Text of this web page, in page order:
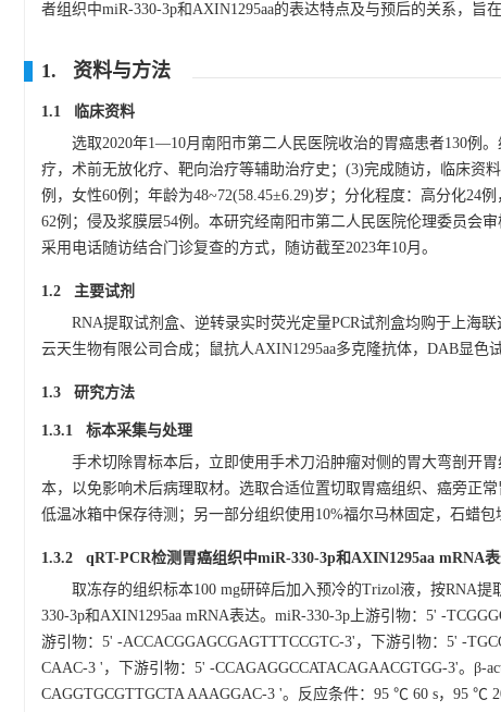
者组织中miR-330-3p和AXIN1295aa的表达特点及与预后的关系，旨
1. 资料与方法
1.1 临床资料
选取2020年1—10月南阳市第二人民医院收治的胃癌患者130例
疗，术前无放化疗、靶向治疗等辅助治疗史；(3)完成随访，临床资
例，女性60例；年龄为48~72(58.45±6.29)岁；分化程度：高分化
62例；侵及浆膜层54例。本研究经南阳市第二人民医院伦理委员会
采用电话随访结合门诊复查的方式，随访截至2023年10月。
1.2 主要试剂
RNA提取试剂盒、逆转录实时荧光定量PCR试剂盒均购于上海
云天生物有限公司合成；鼠抗人AXIN1295aa多克隆抗体，DAB显色
1.3 研究方法
1.3.1 标本采集与处理
手术切除胃标本后，立即使用手术刀沿肿瘤对侧的胃大弯剖开
本，以免影响术后病理取材。选取合适位置切取胃癌组织、癌旁正
低温冰箱中保存待测；另一部分组织使用10%福尔马林固定，石蜡包
1.3.2 qRT-PCR检测胃癌组织中miR-330-3p和AXIN1295aa mRNA
取冻存的组织标本100 mg研碎后加入预冷的Trizol液，按RNA
330-3p和AXIN1295aa mRNA表达。miR-330-3p上游引物：5' -
游引物：5' -ACCACGGAGCGAGTTTCCGTC-3'，下游引物：5' -
CAAC-3 '，下游引物：5' -CCAGAGGCCATACAGAACGTGG-3'。
CAGGTGCGTTGCTA AAAGGAC-3 '。反应条件：95 ℃ 60 s，95 ℃